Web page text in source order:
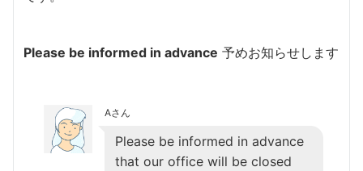
Please be informed in advance 予めお知らせします
Aさん
Please be informed in advance
that our office will be closed